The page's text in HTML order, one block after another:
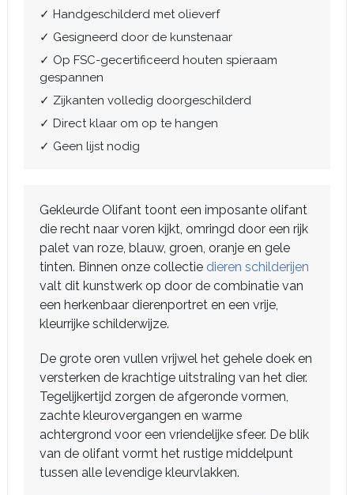
✓ Handgeschilderd met olieverf
✓ Gesigneerd door de kunstenaar
✓ Op FSC-gecertificeerd houten spieraam
gespannen
✓ Zijkanten volledig doorgeschilderd
✓ Direct klaar om op te hangen
✓ Geen lijst nodig
Gekleurde Olifant toont een imposante olifant
die recht naar voren kijkt, omringd door een rijk
palet van roze, blauw, groen, oranje en gele
tinten. Binnen onze collectie dieren schilderijen
valt dit kunstwerk op door de combinatie van
een herkenbaar dierenportret en een vrije,
kleurrijke schilderwijze.
De grote oren vullen vrijwel het gehele doek en
versterken de krachtige uitstraling van het dier.
Tegelijkertijd zorgen de afgeronde vormen,
zachte kleurovergangen en warme
achtergrond voor een vriendelijke sfeer. De blik
van de olifant vormt het rustige middelpunt
tussen alle levendige kleurvlakken.